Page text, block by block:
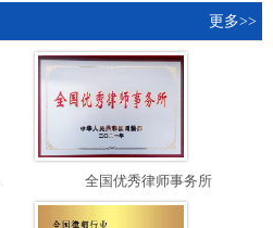
更多>>
全国优秀律师事务所